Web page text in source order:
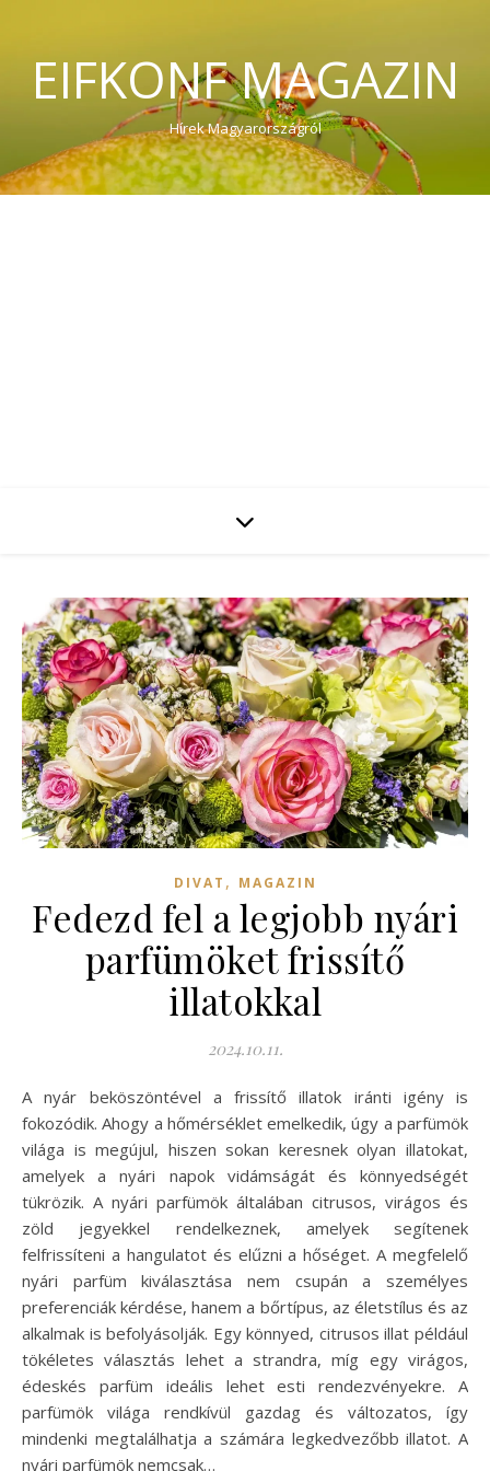
EIFKONF MAGAZIN
Hírek Magyarországról
DIVAT , MAGAZIN
Fedezd fel a legjobb nyári
parfümöket frissítő
illatokkal
2024.10.11.
A nyár beköszöntével a frissítő illatok iránti igény is
fokozódik. Ahogy a hőmérséklet emelkedik, úgy a parfümök
világa is megújul, hiszen sokan keresnek olyan illatokat,
amelyek a nyári napok vidámságát és könnyedségét
tükrözik. A nyári parfümök általában citrusos, virágos és
zöld jegyekkel rendelkeznek, amelyek segítenek
felfrissíteni a hangulatot és elűzni a hőséget. A megfelelő
nyári parfüm kiválasztása nem csupán a személyes
preferenciák kérdése, hanem a bőrtípus, az életstílus és az
alkalmak is befolyásolják. Egy könnyed, citrusos illat például
tökéletes választás lehet a strandra, míg egy virágos,
édeskés parfüm ideális lehet esti rendezvényekre. A
parfümök világa rendkívül gazdag és változatos, így
mindenki megtalálhatja a számára legkedvezőbb illatot. A
nyári parfümök nemcsak…